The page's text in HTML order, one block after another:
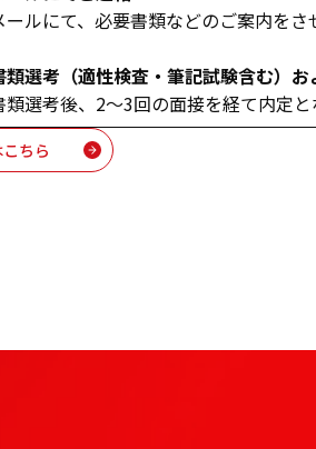
ールにて、必要書類などのご案内をさ
類選考（適性検査・筆記試験含む）お
類選考後、2～3回の面接を経て内定と
ちら